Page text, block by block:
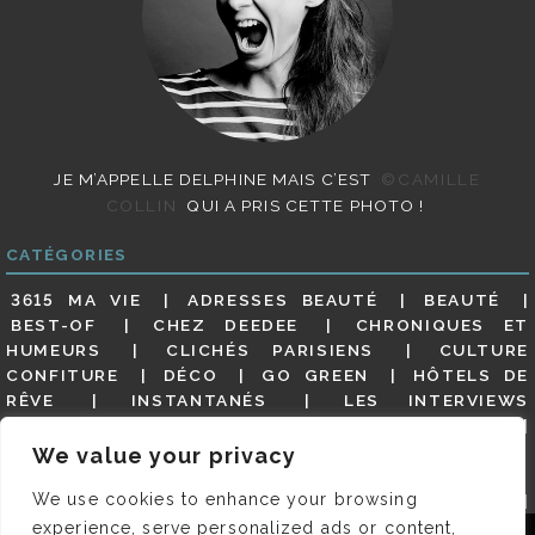
We value your privacy
We use cookies to enhance your browsing
experience, serve personalized ads or content,
JE M’APPELLE DELPHINE MAIS C’EST
©CAMILLE
COLLIN
QUI A PRIS CETTE PHOTO !
CATÉGORIES
3615 MA VIE ADRESSES BEAUTÉ
BEAUTÉ
BEST-OF
CHEZ DEEDEE
CHRONIQUES ET
HUMEURS
CLICHÉS PARISIENS
CULTURE
CONFITURE
DÉCO GO GREEN
HÔTELS DE
RÊVE
INSTANTANÉS
LES INTERVIEWS
MES ADRESSES
MODE NON CLASSÉ
GUIDE
PARIS EN PHOTOS
RESTAURANTS
REVUE DE PRESSE DÉTAILLÉE, SIOU PLAIT